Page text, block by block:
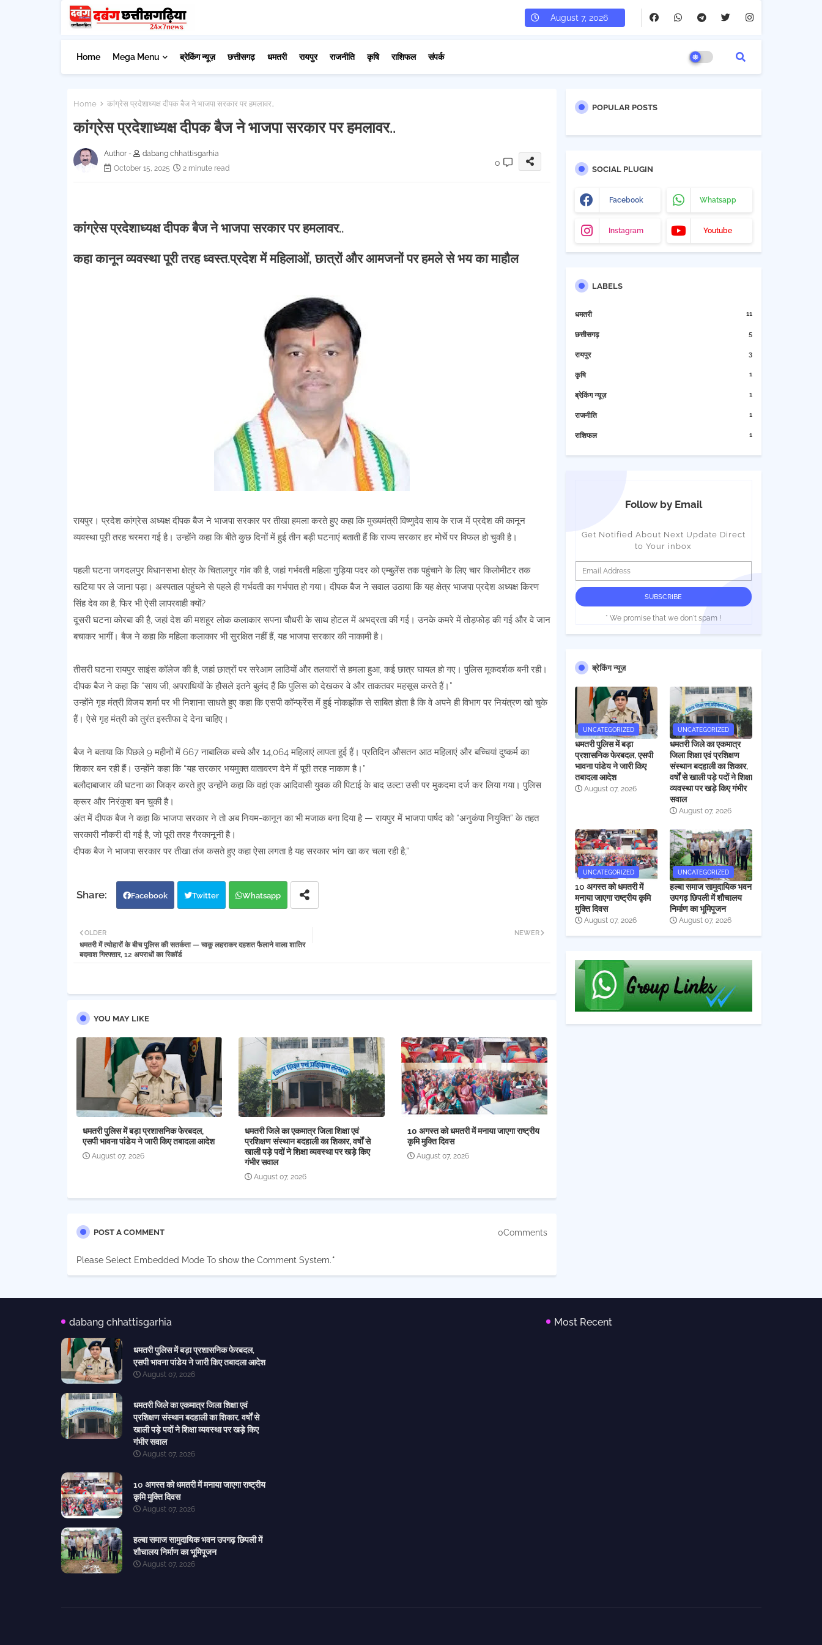
August 7, 2026
Home Mega Menu ब्रेकिंग न्यूज़ छत्तीसगढ़ धमतरी रायपुर राजनीति कृषि राशिफल संपर्क
Home कांग्रेस प्रदेशाध्यक्ष दीपक बैज ने भाजपा सरकार पर हमलावर..
कांग्रेस प्रदेशाध्यक्ष दीपक बैज ने भाजपा सरकार पर हमलावर..
Author -
dabang chhattisgarhia
October 15, 2025
2 minute read
0
कांग्रेस प्रदेशाध्यक्ष दीपक बैज ने भाजपा सरकार पर हमलावर..
कहा कानून व्यवस्था पूरी तरह ध्वस्त.प्रदेश में महिलाओं, छात्रों और आमजनों पर हमले से भय का माहौल
रायपुर। प्रदेश कांग्रेस अध्यक्ष दीपक बैज ने भाजपा सरकार पर तीखा हमला करते हुए कहा कि मुख्यमंत्री विष्णुदेव साय के राज में प्रदेश की कानून
व्यवस्था पूरी तरह चरमरा गई है। उन्होंने कहा कि बीते कुछ दिनों में हुई तीन बड़ी घटनाएं बताती हैं कि राज्य सरकार हर मोर्चे पर विफल हो चुकी है।
पहली घटना जगदलपुर विधानसभा क्षेत्र के चितालगुर गांव की है, जहां गर्भवती महिला गुड़िया पदर को एम्बुलेंस तक पहुंचाने के लिए चार किलोमीटर तक
खटिया पर ले जाना पड़ा। अस्पताल पहुंचने से पहले ही गर्भवती का गर्भपात हो गया। दीपक बैज ने सवाल उठाया कि यह क्षेत्र भाजपा प्रदेश अध्यक्ष किरण
सिंह देव का है, फिर भी ऐसी लापरवाही क्यों?
दूसरी घटना कोरबा की है, जहां देश की मशहूर लोक कलाकार सपना चौधरी के साथ होटल में अभद्रता की गई। उनके कमरे में तोड़फोड़ की गई और वे जान
बचाकर भागीं। बैज ने कहा कि महिला कलाकार भी सुरक्षित नहीं हैं, यह भाजपा सरकार की नाकामी है।
तीसरी घटना रायपुर साइंस कॉलेज की है, जहां छात्रों पर सरेआम लाठियों और तलवारों से हमला हुआ, कई छात्र घायल हो गए। पुलिस मूकदर्शक बनी रही।
दीपक बैज ने कहा कि “साय जी, अपराधियों के हौसले इतने बुलंद हैं कि पुलिस को देखकर वे और ताकतवर महसूस करते हैं।”
उन्होंने गृह मंत्री विजय शर्मा पर भी निशाना साधते हुए कहा कि एसपी कॉन्फ्रेंस में हुई नोकझोंक से साबित होता है कि वे अपने ही विभाग पर नियंत्रण खो चुके
हैं। ऐसे गृह मंत्री को तुरंत इस्तीफा दे देना चाहिए।
बैज ने बताया कि पिछले 9 महीनों में 667 नाबालिक बच्चे और 14,064 महिलाएं लापता हुई हैं। प्रतिदिन औसतन आठ महिलाएं और बच्चियां दुष्कर्म का
शिकार बन रही हैं। उन्होंने कहा कि “यह सरकार भयमुक्त वातावरण देने में पूरी तरह नाकाम है।”
बलौदाबाजार की घटना का जिक्र करते हुए उन्होंने कहा कि वहां एक आदिवासी युवक की पिटाई के बाद उल्टा उसी पर मुकदमा दर्ज कर लिया गया। पुलिस
क्रूर और निरंकुश बन चुकी है।
अंत में दीपक बैज ने कहा कि भाजपा सरकार ने तो अब नियम-कानून का भी मजाक बना दिया है — रायपुर में भाजपा पार्षद को “अनुकंपा नियुक्ति” के तहत
सरकारी नौकरी दी गई है, जो पूरी तरह गैरकानूनी है।
दीपक बैज ने भाजपा सरकार पर तीखा तंज कसते हुए कहा ऐसा लगता है यह सरकार भांग खा कर चला रही है,”
Facebook Twitter Whatsapp
NEWER
OLDER
धमतरी में त्योहारों के बीच पुलिस की सतर्कता — चाकू लहराकर दहशत फैलाने वाला शातिर
बदमाश गिरफ्तार, 12 अपराधों का रिकॉर्ड
YOU MAY LIKE
धमतरी पुलिस में बड़ा प्रशासनिक फेरबदल,
एसपी भावना पांडेय ने जारी किए तबादला आदेश
August 07, 2026
धमतरी जिले का एकमात्र जिला शिक्षा एवं
प्रशिक्षण संस्थान बदहाली का शिकार, वर्षों से
खाली पड़े पदों ने शिक्षा व्यवस्था पर खड़े किए
गंभीर सवाल
August 07, 2026
10 अगस्त को धमतरी में मनाया जाएगा राष्ट्रीय
कृमि मुक्ति दिवस
August 07, 2026
POST A COMMENT 0Comments
Please Select Embedded Mode To show the Comment System.*
POPULAR POSTS
SOCIAL PLUGIN
Facebook Whatsapp
Instagram Youtube
LABELS
धमतरी 11
छत्तीसगढ़ 5
रायपुर 3
कृषि 1
ब्रेकिंग न्यूज़ 1
राजनीति 1
राशिफल 1
Follow by Email
Get Notified About Next Update Direct
to Your inbox
* We promise that we don't spam !
ब्रेकिंग न्यूज़
UNCATEGORIZED
धमतरी पुलिस में बड़ा
प्रशासनिक फेरबदल, एसपी
भावना पांडेय ने जारी किए
तबादला आदेश
August 07, 2026
UNCATEGORIZED
धमतरी जिले का एकमात्र
जिला शिक्षा एवं प्रशिक्षण
संस्थान बदहाली का शिकार,
वर्षों से खाली पड़े पदों ने शिक्षा
व्यवस्था पर खड़े किए गंभीर
सवाल
August 07, 2026
UNCATEGORIZED
10 अगस्त को धमतरी में
मनाया जाएगा राष्ट्रीय कृमि
मुक्ति दिवस
August 07, 2026
UNCATEGORIZED
हल्बा समाज सामुदायिक भवन
उपगढ़ छिपली में शौचालय
निर्माण का भूमिपूजन
August 07, 2026
dabang chhattisgarhia
धमतरी पुलिस में बड़ा प्रशासनिक फेरबदल,
एसपी भावना पांडेय ने जारी किए तबादला आदेश
August 07, 2026
धमतरी जिले का एकमात्र जिला शिक्षा एवं
प्रशिक्षण संस्थान बदहाली का शिकार, वर्षों से
खाली पड़े पदों ने शिक्षा व्यवस्था पर खड़े किए
गंभीर सवाल
August 07, 2026
10 अगस्त को धमतरी में मनाया जाएगा राष्ट्रीय
कृमि मुक्ति दिवस
August 07, 2026
हल्बा समाज सामुदायिक भवन उपगढ़ छिपली में
शौचालय निर्माण का भूमिपूजन
August 07, 2026
Most Recent